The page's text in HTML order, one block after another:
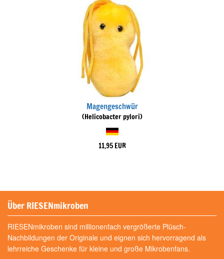
Magengeschwür
(Helicobacter pylori)
11,95 EUR
Über RIESENmikroben
RIESENmikroben sind millionenfach vergrößerte Plüsch-
Nachbildungen der Originale und eignen sich hervorragend als
lehrreiche Geschenke für kleine und große Mikrobenfans.